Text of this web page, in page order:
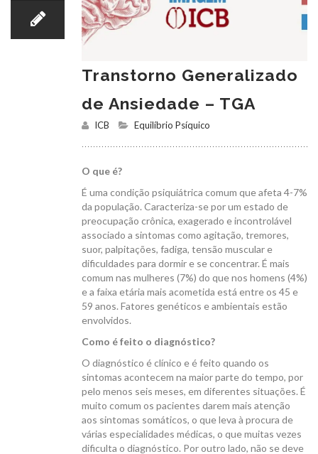
Transtorno Generalizado
de Ansiedade – TGA
ICB Equilíbrio Psíquico
O que é?
É uma condição psiquiátrica comum que afeta 4-7%
da população. Caracteriza-se por um estado de
preocupação crônica, exagerado e incontrolável
associado a sintomas como agitação, tremores,
suor, palpitações, fadiga, tensão muscular e
dificuldades para dormir e se concentrar. É mais
comum nas mulheres (7%) do que nos homens (4%)
e a faixa etária mais acometida está entre os 45 e
59 anos. Fatores genéticos e ambientais estão
envolvidos.
Como é feito o diagnóstico?
O diagnóstico é clínico e é feito quando os
sintomas acontecem na maior parte do tempo, por
pelo menos seis meses, em diferentes situações. É
muito comum os pacientes darem mais atenção
aos sintomas somáticos, o que leva à procura de
várias especialidades médicas, o que muitas vezes
dificulta o diagnóstico. Por outro lado, não se deve